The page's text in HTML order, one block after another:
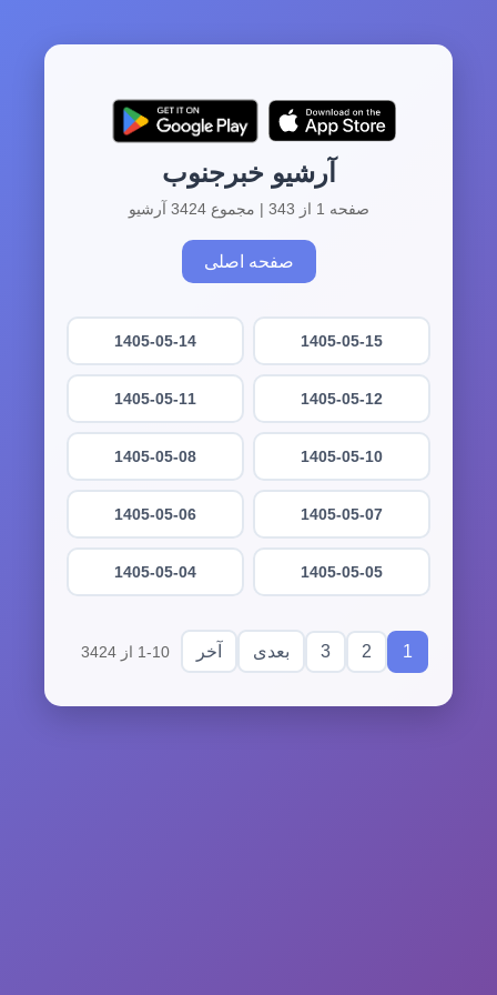
آرشیو خبرجنوب
صفحه 1 از 343 | مجموع 3424 آرشیو
صفحه اصلی
1405-05-15
1405-05-14
1405-05-12
1405-05-11
1405-05-10
1405-05-08
1405-05-07
1405-05-06
1405-05-05
1405-05-04
1
2
3 بعدی آخر 1-10 از 3424